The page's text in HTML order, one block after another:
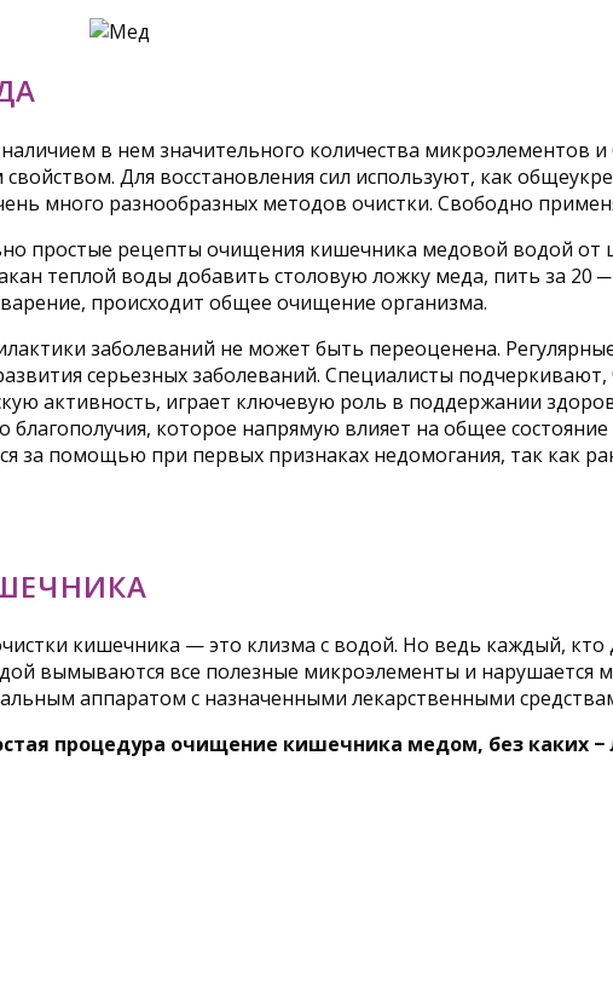
в нем значительного количества микроэлементов
Для восстановления сил используют, как
много разнообразных методов очистки. Свободно
простые рецепты очищения кишечника медовой водой от
теплой воды добавить столовую ложку меда, пить за
происходит общее очищение организма.
заболеваний не может быть переоценена.
серьезных заболеваний. Специалисты
активность, играет ключевую роль в поддержании
благополучия, которое напрямую влияет на общее
помощью при первых признаках недомогания, так как
кишечника — это клизма с водой. Но ведь каждый,
вымываются все полезные микроэлементы и
аппаратом с назначенными лекарственными
процедура очищение кишечника медом, без каких −